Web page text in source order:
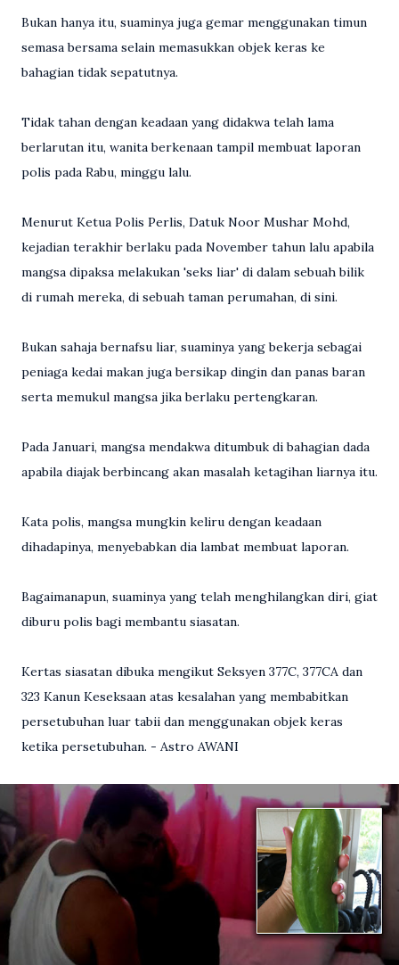
Bukan hanya itu, suaminya juga gemar menggunakan timun
semasa bersama selain memasukkan objek keras ke
bahagian tidak sepatutnya.
Tidak tahan dengan keadaan yang didakwa telah lama
berlarutan itu, wanita berkenaan tampil membuat laporan
polis pada Rabu, minggu lalu.
Menurut Ketua Polis Perlis, Datuk Noor Mushar Mohd,
kejadian terakhir berlaku pada November tahun lalu apabila
mangsa dipaksa melakukan 'seks liar' di dalam sebuah bilik
di rumah mereka, di sebuah taman perumahan, di sini.
Bukan sahaja bernafsu liar, suaminya yang bekerja sebagai
peniaga kedai makan juga bersikap dingin dan panas baran
serta memukul mangsa jika berlaku pertengkaran.
Pada Januari, mangsa mendakwa ditumbuk di bahagian dada
apabila diajak berbincang akan masalah ketagihan liarnya itu.
Kata polis, mangsa mungkin keliru dengan keadaan
dihadapinya, menyebabkan dia lambat membuat laporan.
Bagaimanapun, suaminya yang telah menghilangkan diri, giat
diburu polis bagi membantu siasatan.
Kertas siasatan dibuka mengikut Seksyen 377C, 377CA dan
323 Kanun Keseksaan atas kesalahan yang membabitkan
persetubuhan luar tabii dan menggunakan objek keras
ketika persetubuhan. - Astro AWANI